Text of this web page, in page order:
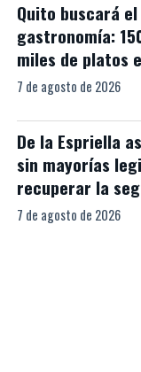
Quito buscará
gastronomía:
miles de platos
7 de agosto de 2026
De la Espriella
sin mayorías
recuperar la
7 de agosto de 2026